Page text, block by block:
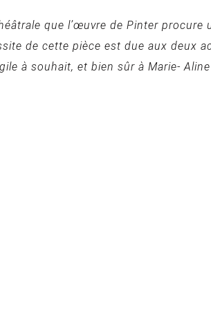
que l’œuvre de Pinter
de cette pièce est due aux deux
à souhait, et bien sûr à Marie-